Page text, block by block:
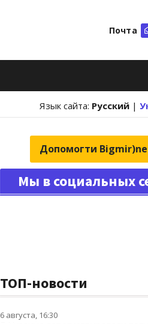
Почта
Язык сайта: Русский |
Допомогти
Мы в социальных
ТОП-новости
6 августа, 16:30